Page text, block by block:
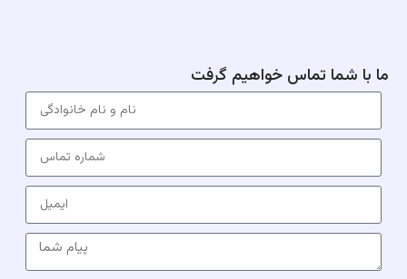
ما با شما تماس خواهیم گرفت